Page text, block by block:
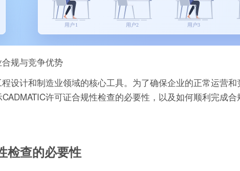
规与竞争优势
设计和制造业领域的核心工具。为了确保企业的正常运营
许可证合规性检查的必要性，以及如何顺利完成
检查的必要性